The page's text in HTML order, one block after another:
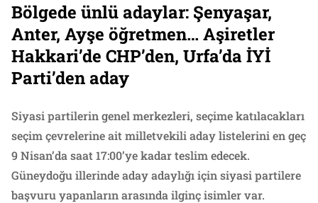
Bölgede ünlü adaylar: Şenyaşar,
Anter, Ayşe öğretmen… Aşiretler
Hakkari’de CHP’den, Urfa’da İYİ
Parti’den aday
Siyasi partilerin genel merkezleri, seçime katılacakları
seçim çevrelerine ait milletvekili aday listelerini en geç
9 Nisan’da saat 17:00’ye kadar teslim edecek.
Güneydoğu illerinde aday adaylığı için siyasi partilere
başvuru yapanların arasında ilginç isimler var.